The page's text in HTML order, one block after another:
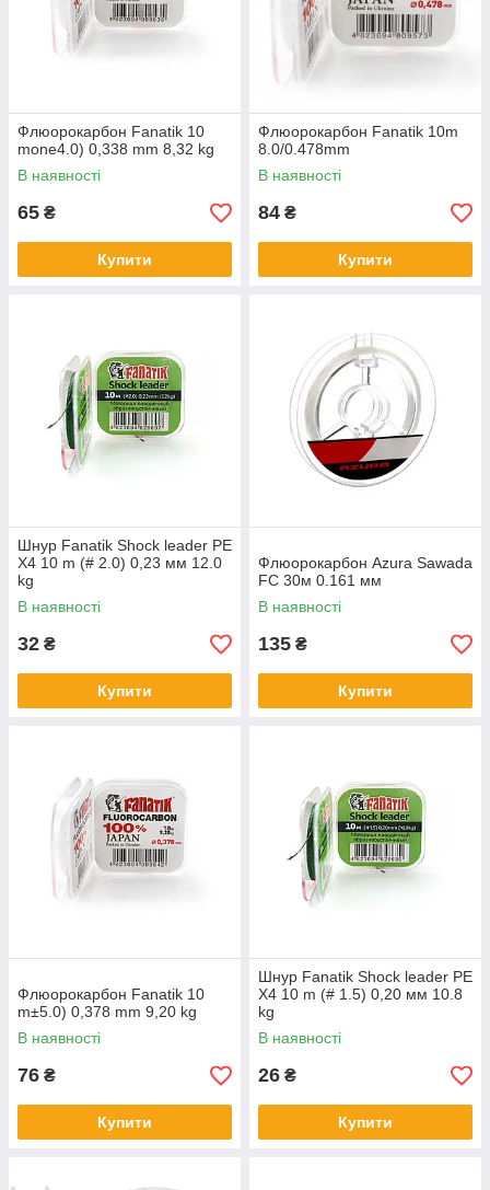
Флюорокарбон Fanatik 10
mone4.0) 0,338 mm 8,32 kg
В наявності
65 ₴
Купити
Флюорокарбон Fanatik 10m
8.0/0.478mm
В наявності
84 ₴
Купити
Шнур Fanatik Shock leader PE
X4 10 m (# 2.0) 0,23 мм 12.0
kg
В наявності
32 ₴
Купити
Флюорокарбон Azura Sawada
FC 30м 0.161 мм
В наявності
135 ₴
Купити
Флюорокарбон Fanatik 10
m±5.0) 0,378 mm 9,20 kg
В наявності
76 ₴
Купити
Шнур Fanatik Shock leader PE
X4 10 m (# 1.5) 0,20 мм 10.8
kg
В наявності
26 ₴
Купити